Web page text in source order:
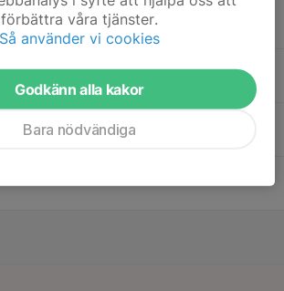
förbättra våra tjänster.
Så använder vi cookies
Godkänn alla kakor
Bara nödvändiga